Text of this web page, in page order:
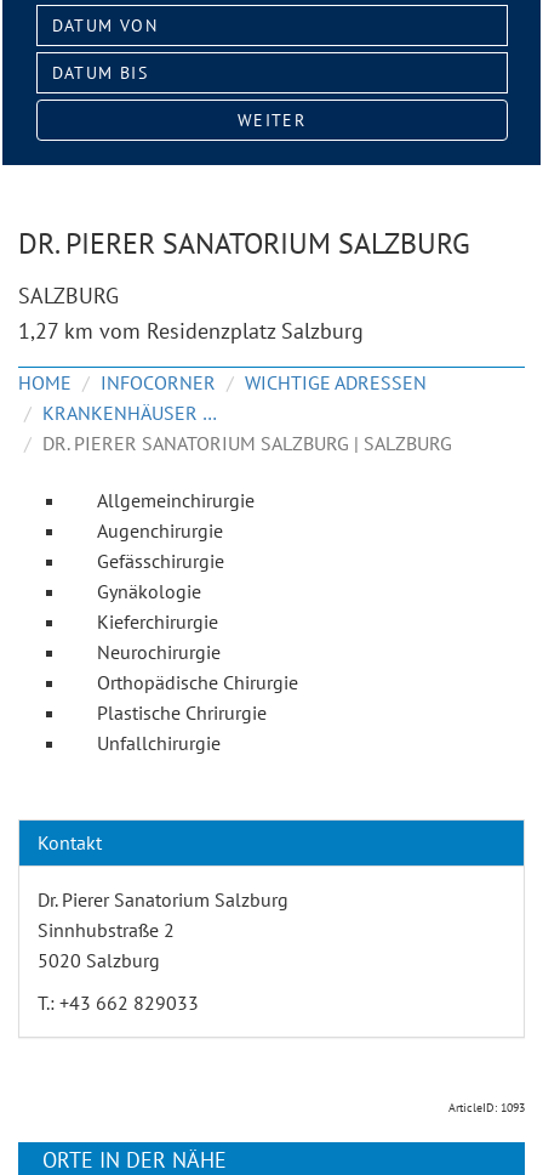
Datum
von:
Datum
bis:
WEITER
DR. PIERER SANATORIUM SALZBURG
SALZBURG
1,27 km vom Residenzplatz Salzburg
HOME INFOCORNER
WICHTIGE ADRESSEN
KRANKENHÄUSER & KLINIKEN
DR. PIERER SANATORIUM SALZBURG | SALZBURG
Allgemeinchirurgie
Augenchirurgie
Gefässchirurgie
Gynäkologie
Kieferchirurgie
Neurochirurgie
Orthopädische Chirurgie
Plastische Chrirurgie
Unfallchirurgie
Kontakt
Dr. Pierer Sanatorium Salzburg
Sinnhubstraße 2
5020 Salzburg
T.: +43 662 829033
ArticleID: 1093
ORTE IN DER NÄHE